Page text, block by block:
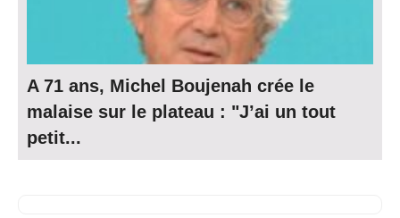
A 71 ans, Michel Boujenah crée le
malaise sur le plateau : "J’ai un tout
petit...